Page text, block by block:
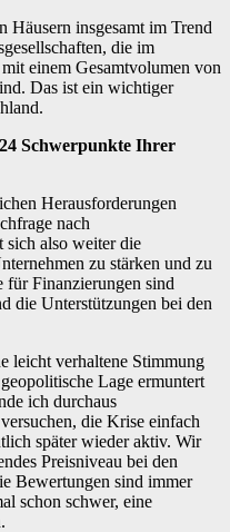
Häusern insgesamt im Trend
die im
einem Gesamtvolumen von
Das ist ein wichtiger
Schwerpunkte Ihrer
Herausforderungen
nach
sich also weiter die
zu stärken und zu
für Finanzierungen sind
die Unterstützungen bei den
leicht verhaltene Stimmung
Lage ermuntert
ich durchaus
die Krise einfach
später wieder aktiv. Wir
Preisniveau bei den
Bewertungen sind immer
schon schwer, eine